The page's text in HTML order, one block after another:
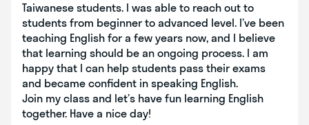
Taiwanese students. I was able to reach out to
students from beginner to advanced level. I’ve been
teaching English for a few years now, and I believe
that learning should be an ongoing process. I am
happy that I can help students pass their exams
and became confident in speaking English.
Join my class and let’s have fun learning English
together. Have a nice day!